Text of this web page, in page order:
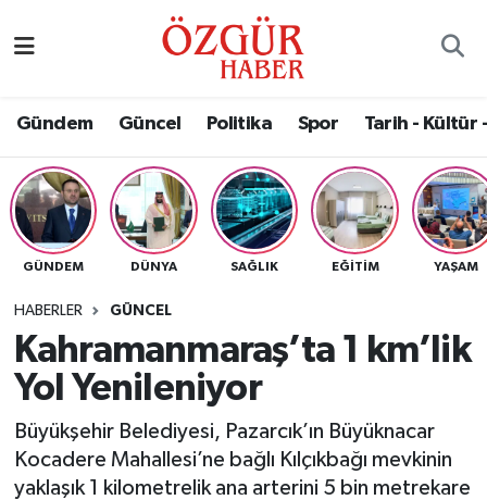
Gündem Güncel Politika Spor Tarih - Kültür
GÜNDEM DÜNYA SAĞLIK EĞITIM YAŞAM
HABERLER GÜNCEL
Kahramanmaraş’ta 1 km’lik
Yol Yenileniyor
Büyükşehir Belediyesi, Pazarcık’ın Büyüknacar
Kocadere Mahallesi’ne bağlı Kılçıkbağı mevkinin
yaklaşık 1 kilometrelik ana arterini 5 bin metrekare
Eğitim
Ekonomi
Güncel
Gündem
Politika
Nöbetçi Eczaneler
Namaz Vakitleri
Trafik Durumu
Süper Lig Puan Durumu ve Fikstür
Tüm Manşetler
Haber Arşivi